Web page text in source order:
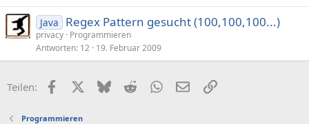
Java Regex Pattern gesucht (100,100,100...)
privacy Programmieren
Antworten 12 19. Februar 2009
Teilen: FacebookX (Twitter)
BlueskyRedditWhatsApp
E-MailLink
Programmieren